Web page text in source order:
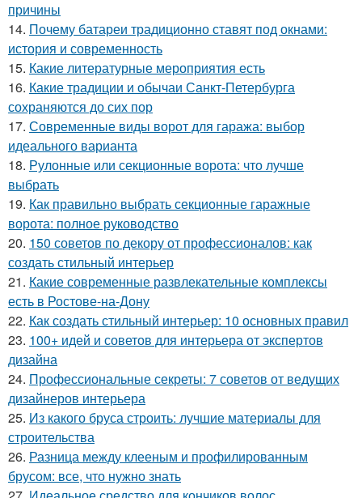
причины
14. Почему батареи традиционно ставят под окнами:
история и современность
15. Какие литературные мероприятия есть
16. Какие традиции и обычаи Санкт-Петербурга
сохраняются до сих пор
17. Современные виды ворот для гаража: выбор
идеального варианта
18. Рулонные или секционные ворота: что лучше
выбрать
19. Как правильно выбрать секционные гаражные
ворота: полное руководство
20. 150 советов по декору от профессионалов: как
создать стильный интерьер
21. Какие современные развлекательные комплексы
есть в Ростове-на-Дону
22. Как создать стильный интерьер: 10 основных правил
23. 100+ идей и советов для интерьера от экспертов
дизайна
24. Профессиональные секреты: 7 советов от ведущих
дизайнеров интерьера
25. Из какого бруса строить: лучшие материалы для
строительства
26. Разница между клееным и профилированным
брусом: все, что нужно знать